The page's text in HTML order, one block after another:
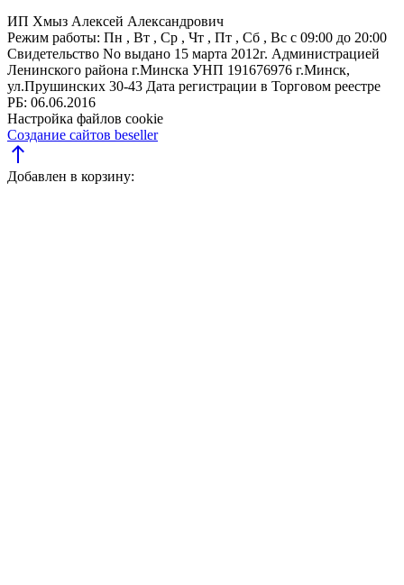
ИП Хмыз Алексей Александрович
Режим работы: Пн , Вт , Ср , Чт , Пт , Сб , Вс c 09:00 до 20:00
Свидетельство No выдано 15 марта 2012г. Администрацией
Ленинского района г.Минска УНП 191676976 г.Минск,
ул.Прушинских 30-43 Дата регистрации в Торговом реестре
РБ: 06.06.2016
Настройка файлов cookie
Создание сайтов beseller
north
Добавлен в корзину: